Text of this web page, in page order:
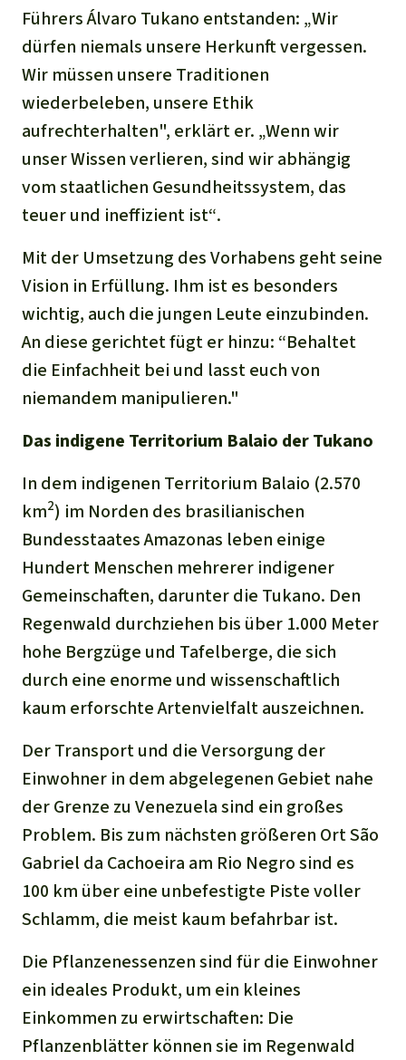
Führers Álvaro Tukano entstanden: „Wir
dürfen niemals unsere Herkunft vergessen.
Wir müssen unsere Traditionen
wiederbeleben, unsere Ethik
aufrechterhalten", erklärt er. „Wenn wir
unser Wissen verlieren, sind wir abhängig
vom staatlichen Gesundheitssystem, das
teuer und ineffizient ist“.
Mit der Umsetzung des Vorhabens geht seine
Vision in Erfüllung. Ihm ist es besonders
wichtig, auch die jungen Leute einzubinden.
An diese gerichtet fügt er hinzu: “Behaltet
die Einfachheit bei und lasst euch von
niemandem manipulieren."
Das indigene Territorium Balaio der Tukano
In dem indigenen Territorium Balaio (2.570
km2) im Norden des brasilianischen
Bundesstaates Amazonas leben einige
Hundert Menschen mehrerer indigener
Gemeinschaften, darunter die Tukano. Den
Regenwald durchziehen bis über 1.000 Meter
hohe Bergzüge und Tafelberge, die sich
durch eine enorme und wissenschaftlich
kaum erforschte Artenvielfalt auszeichnen.
Der Transport und die Versorgung der
Einwohner in dem abgelegenen Gebiet nahe
der Grenze zu Venezuela sind ein großes
Problem. Bis zum nächsten größeren Ort São
Gabriel da Cachoeira am Rio Negro sind es
100 km über eine unbefestigte Piste voller
Schlamm, die meist kaum befahrbar ist.
Die Pflanzenessenzen sind für die Einwohner
ein ideales Produkt, um ein kleines
Einkommen zu erwirtschaften: Die
Pflanzenblätter können sie im Regenwald